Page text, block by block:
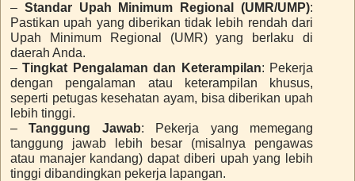
– Standar Upah Minimum Regional (UMR/UMP):
Pastikan upah yang diberikan tidak lebih rendah dari
Upah Minimum Regional (UMR) yang berlaku di
daerah Anda.
–Tingkat Pengalaman dan Keterampilan: Pekerja
dengan pengalaman atau keterampilan khusus,
seperti petugas kesehatan ayam, bisa diberikan upah
lebih tinggi.
–Tanggung Jawab: Pekerja yang memegang
tanggung jawab lebih besar (misalnya pengawas
atau manajer kandang) dapat diberi upah yang lebih
tinggi dibandingkan pekerja lapangan.